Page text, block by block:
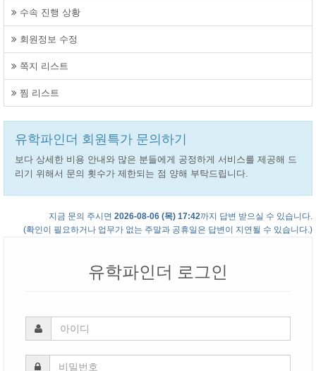
수속 진행 상황
회원정보 수정
쪽지 리스트
찜 리스트
유학파인더 회원특가 문의하기
보다 상세한 비용 안내와 많은 분들에게 공정하게 서비스를 제공해 드
리기 위해서 문의 횟수가 제한되는 점 양해 부탁드립니다.
지금 문의 주시면 2026-08-06 (목) 17:42까지 답변 받으실 수 있습니다.
(확인이 필요하거나 업무가 없는 주말과 공휴일은 답변이 지연될 수 있습니다.)
유학파인더 로그인